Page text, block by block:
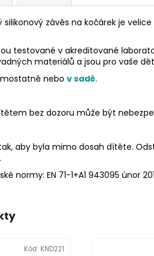
silikonový závěs na kočárek je
testované v akreditované
materiálů a jsou pro vaše
nebo v sadě.
bez dozoru může být
aby byla mimo dosah dítěte.
normy: EN 71-1+A1 943095 únor
Kód: KND221